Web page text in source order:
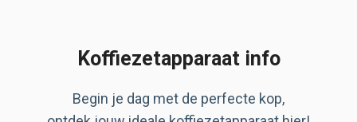
Koffiezetapparaat info
Begin je dag met de perfecte kop,